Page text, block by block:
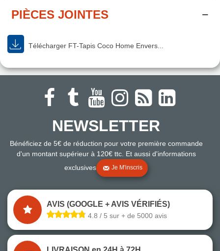
PIÈCES JOINTES
Télécharger FT-Tapis Coco Home Envers...
NEWSLETTER
Bénéficiez de 5€ de réduction pour votre première commande
d'un montant supérieur à 120€ ttc. Et aussi d'informations
exclusives
Je M'inscris
AVIS (GOOGLE + AVIS VÉRIFIÉS)
4.8 / 5 sur + de 5000 avis